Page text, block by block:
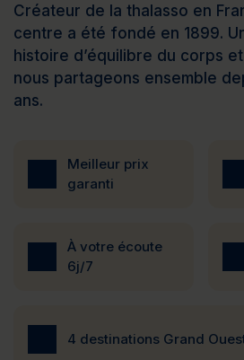
Créateur de la thalasso en
centre a été fondé en 1899.
histoire d’équilibre du corps
nous partageons ensemble
ans.
Meilleur prix
garanti
À votre écoute
6j/7
4 destinations Grand